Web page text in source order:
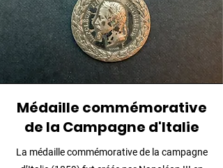
Médaille commémorative
de la Campagne d'Italie
La médaille commémorative de la campagne